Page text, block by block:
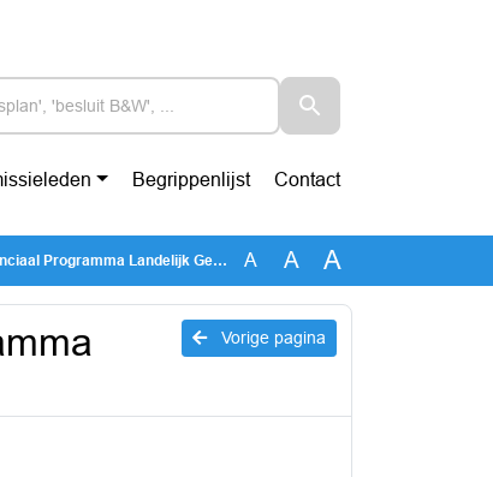
Begrippenlijst Contact
Programma Landelijk Gebied.pdf A A A
Vorige pagina